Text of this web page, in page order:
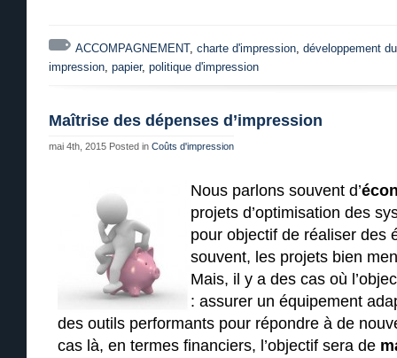
ACCOMPAGNEMENT, charte d'impression, développement
impression, papier, politique d'impression
Maîtrise des dépenses d’impression
mai 4th, 2015 Posted in Coûts d'impression
Nous parlons souvent d’
projets d’optimisation des
pour objectif de réaliser des
souvent, les projets bien
Mais, il y a des cas où
: assurer un équipement
des outils performants pour répondre à de
cas là, en termes financiers, l’objectif sera de